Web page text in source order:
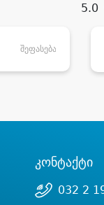
5.0
შეფასება
კონტაქტი
032 2